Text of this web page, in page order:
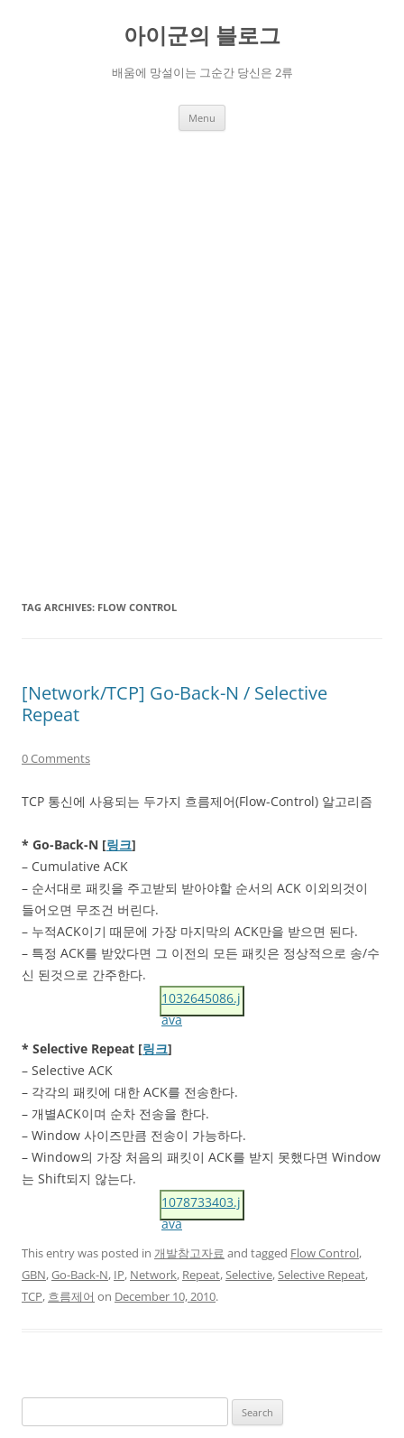
아이군의 블로그
배움에 망설이는 그순간 당신은 2류
Menu
TAG ARCHIVES: FLOW CONTROL
[Network/TCP] Go-Back-N / Selective
Repeat
0 Comments
TCP 통신에 사용되는 두가지 흐름제어(Flow-Control) 알고리즘
* Go-Back-N [링크]
– Cumulative ACK
– 순서대로 패킷을 주고받되 받아야할 순서의 ACK 이외의것이
들어오면 무조건 버린다.
– 누적ACK이기 때문에 가장 마지막의 ACK만을 받으면 된다.
– 특정 ACK를 받았다면 그 이전의 모든 패킷은 정상적으로 송/수
신 된것으로 간주한다.
1032645086.j
ava
* Selective Repeat [링크]
– Selective ACK
– 각각의 패킷에 대한 ACK를 전송한다.
– 개별ACK이며 순차 전송을 한다.
– Window 사이즈만큼 전송이 가능하다.
– Window의 가장 처음의 패킷이 ACK를 받지 못했다면 Window
는 Shift되지 않는다.
1078733403.j
ava
This entry was posted in 개발참고자료 and tagged Flow Control,
GBN,Go-Back-N, IP, Network, Repeat,Selective,Selective Repeat,
TCP, 흐름제어 on December 10, 2010.
for: